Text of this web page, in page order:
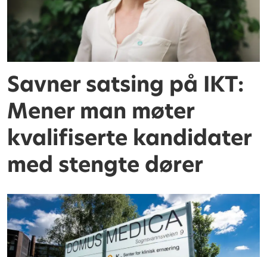
Savner satsing på IKT:
Mener man møter
kvalifiserte kandidater
med stengte dører